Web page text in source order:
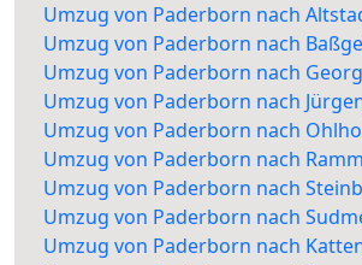
Umzug von Paderborn nach
Umzug von Paderborn nach
Umzug von Paderborn nach
Umzug von Paderborn nach
Umzug von Paderborn nach
Umzug von Paderborn nach
Umzug von Paderborn nach
Umzug von Paderborn nach
Umzug von Paderborn nach